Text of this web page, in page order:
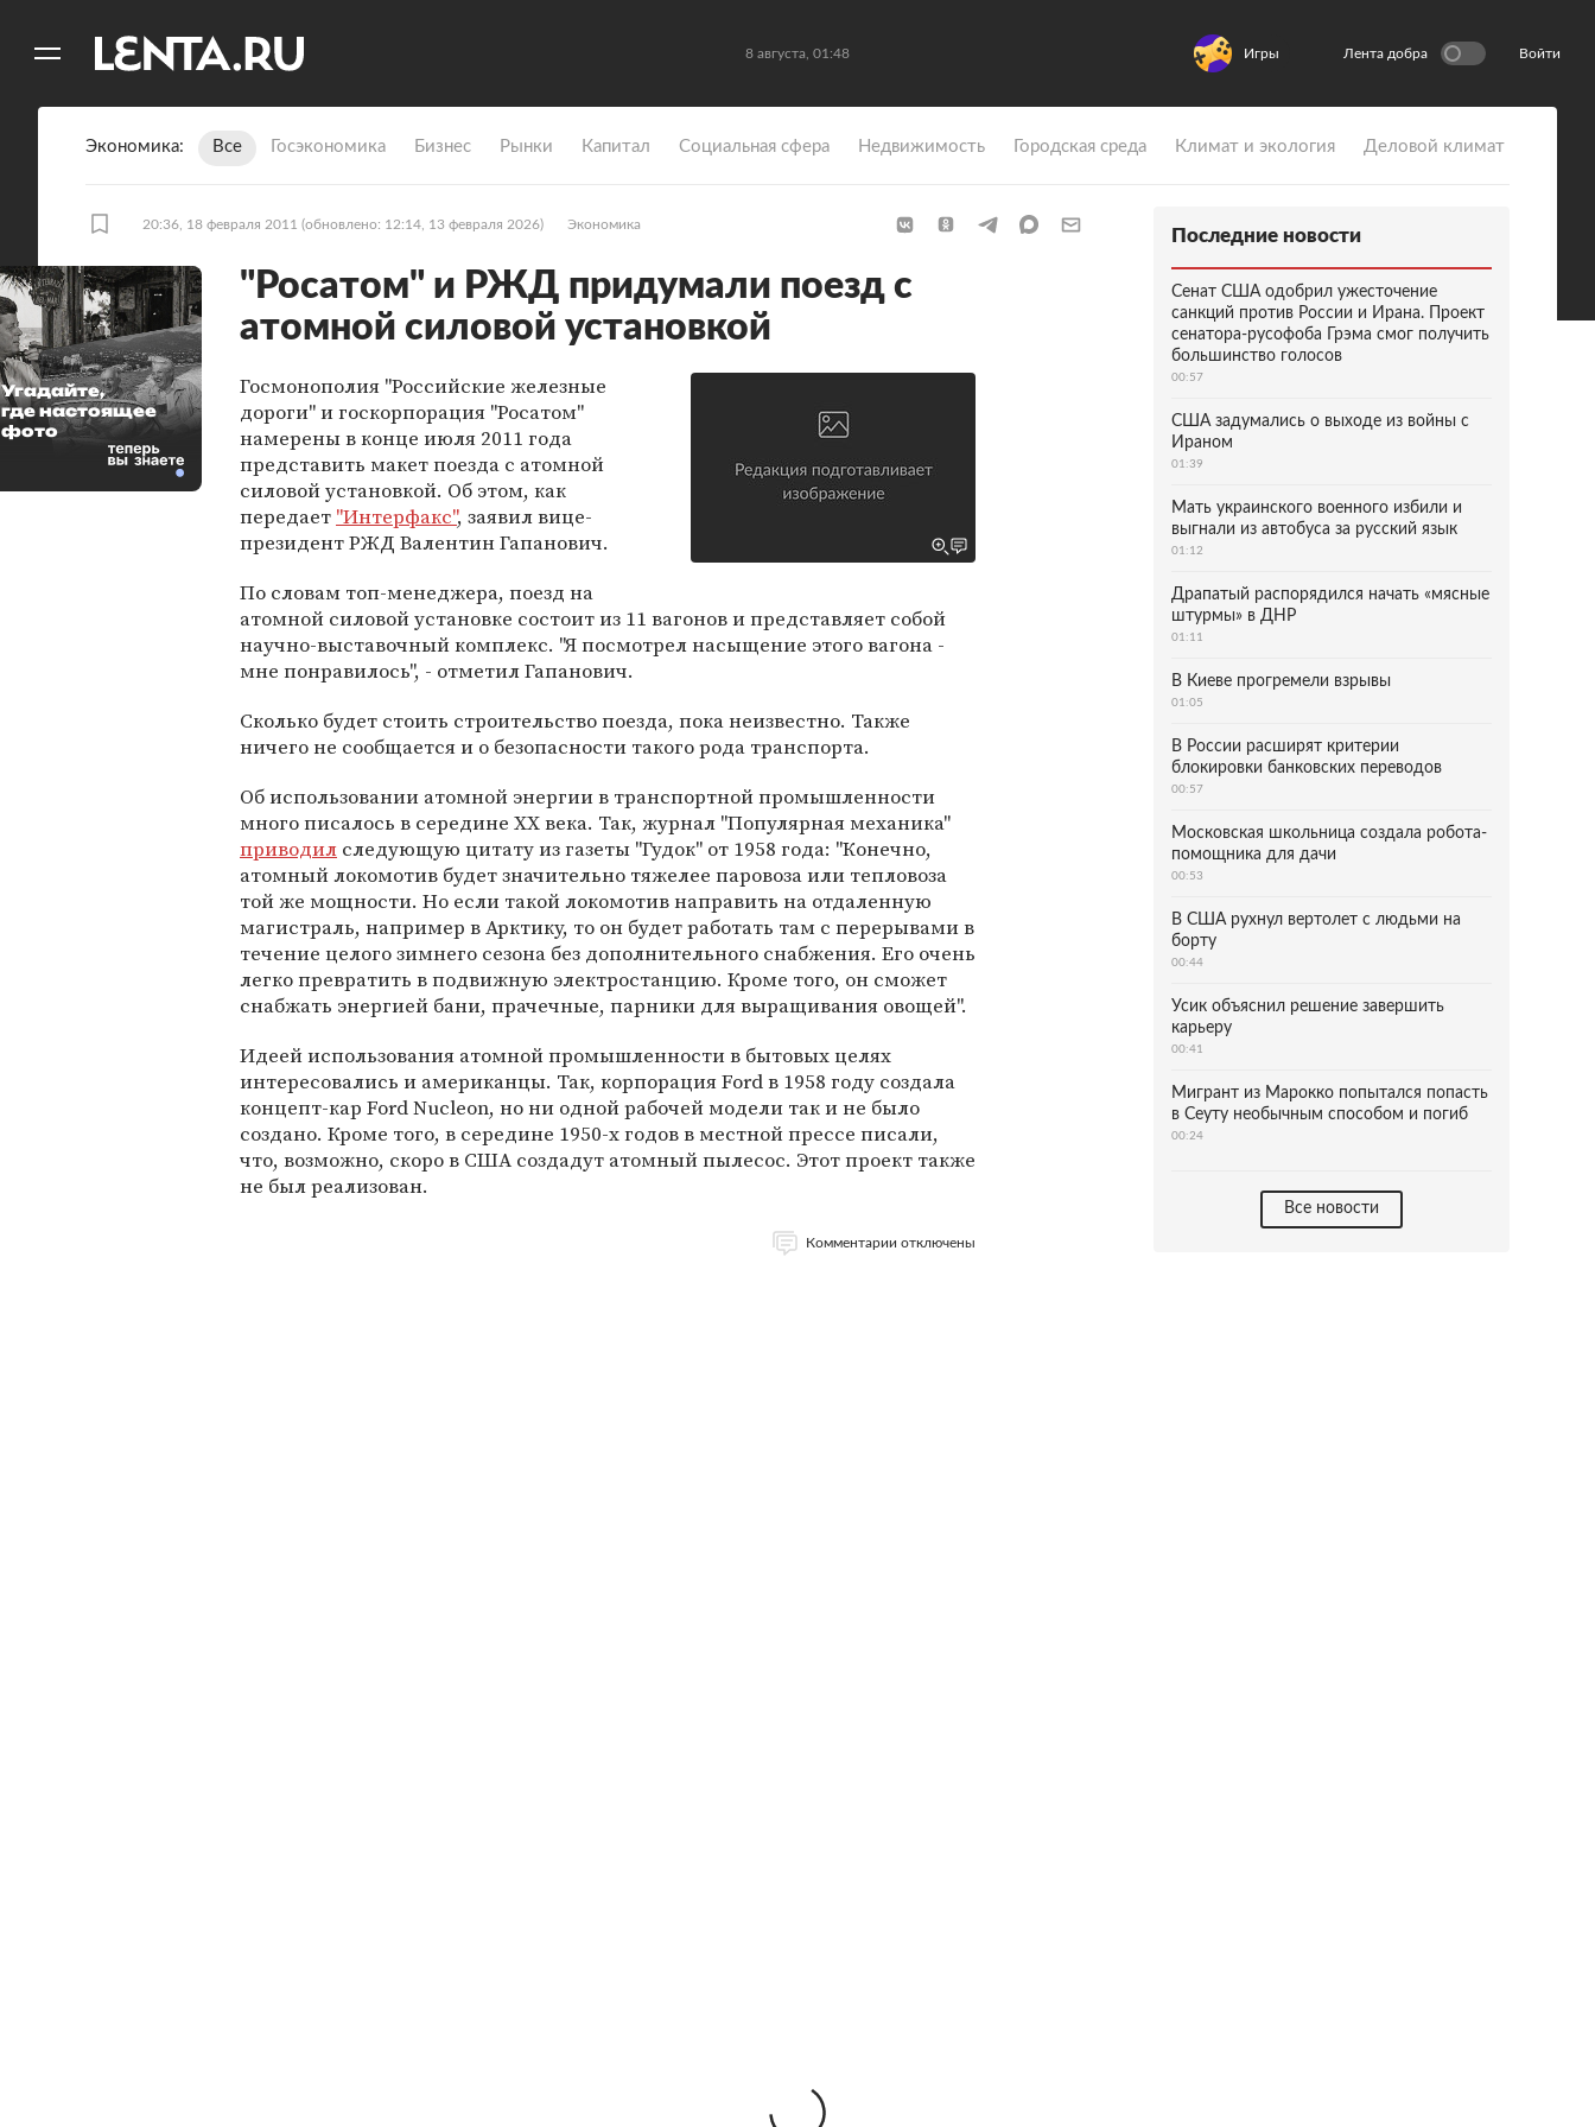
8 августа, 01:48 Игры Лента добра Войти
Экономика Все Госэкономика Бизнес Рынки Капитал Социальная сфера Недвижимость Городская среда Климат и экология Деловой климат
20:36, 18 февраля 2011 (обновлено: 12:14, 13 февраля 2026) Экономика
"Росатом" и РЖД придумали поезд с
атомной силовой установкой
Госмонополия "Российские железные
дороги" и госкорпорация "Росатом"
намерены в конце июля 2011 года
представить макет поезда с атомной
силовой установкой. Об этом, как
передает "Интерфакс", заявил вице-
президент РЖД Валентин Гапанович.
По словам топ-менеджера, поезд на
атомной силовой установке состоит из 11 вагонов и представляет собой
научно-выставочный комплекс. "Я посмотрел насыщение этого вагона -
мне понравилось", - отметил Гапанович.
Сколько будет стоить строительство поезда, пока неизвестно. Также
ничего не сообщается и о безопасности такого рода транспорта.
Об использовании атомной энергии в транспортной промышленности
много писалось в середине XX века. Так, журнал "Популярная механика"
приводил следующую цитату из газеты "Гудок" от 1958 года: "Конечно,
атомный локомотив будет значительно тяжелее паровоза или тепловоза
той же мощности. Но если такой локомотив направить на отдаленную
магистраль, например в Арктику, то он будет работать там с перерывами в
течение целого зимнего сезона без дополнительного снабжения. Его очень
легко превратить в подвижную электростанцию. Кроме того, он сможет
снабжать энергией бани, прачечные, парники для выращивания овощей".
Идеей использования атомной промышленности в бытовых целях
интересовались и американцы. Так, корпорация Ford в 1958 году создала
концепт-кар Ford Nucleon, но ни одной рабочей модели так и не было
создано. Кроме того, в середине 1950-х годов в местной прессе писали,
что, возможно, скоро в США создадут атомный пылесос. Этот проект также
не был реализован.
Комментарии отключены
Угадайте,
где настоящее
фото
Последние новости
Сенат США одобрил ужесточение
санкций против России и Ирана. Проект
сенатора-русофоба Грэма смог получить
большинство голосов
00:57
США задумались о выходе из войны с
Ираном
01:39
Мать украинского военного избили и
выгнали из автобуса за русский язык
01:12
Драпатый распорядился начать «мясные
штурмы» в ДНР
01:11
В Киеве прогремели взрывы
01:05
В России расширят критерии
блокировки банковских переводов
00:57
Московская школьница создала робота-
помощника для дачи
00:53
В США рухнул вертолет с людьми на
борту
00:44
Усик объяснил решение завершить
карьеру
00:41
Мигрант из Марокко попытался попасть
в Сеуту необычным способом и погиб
00:24
Все новости